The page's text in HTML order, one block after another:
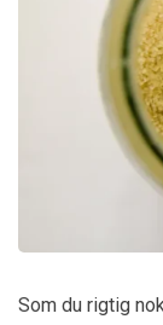
Som du rigtig